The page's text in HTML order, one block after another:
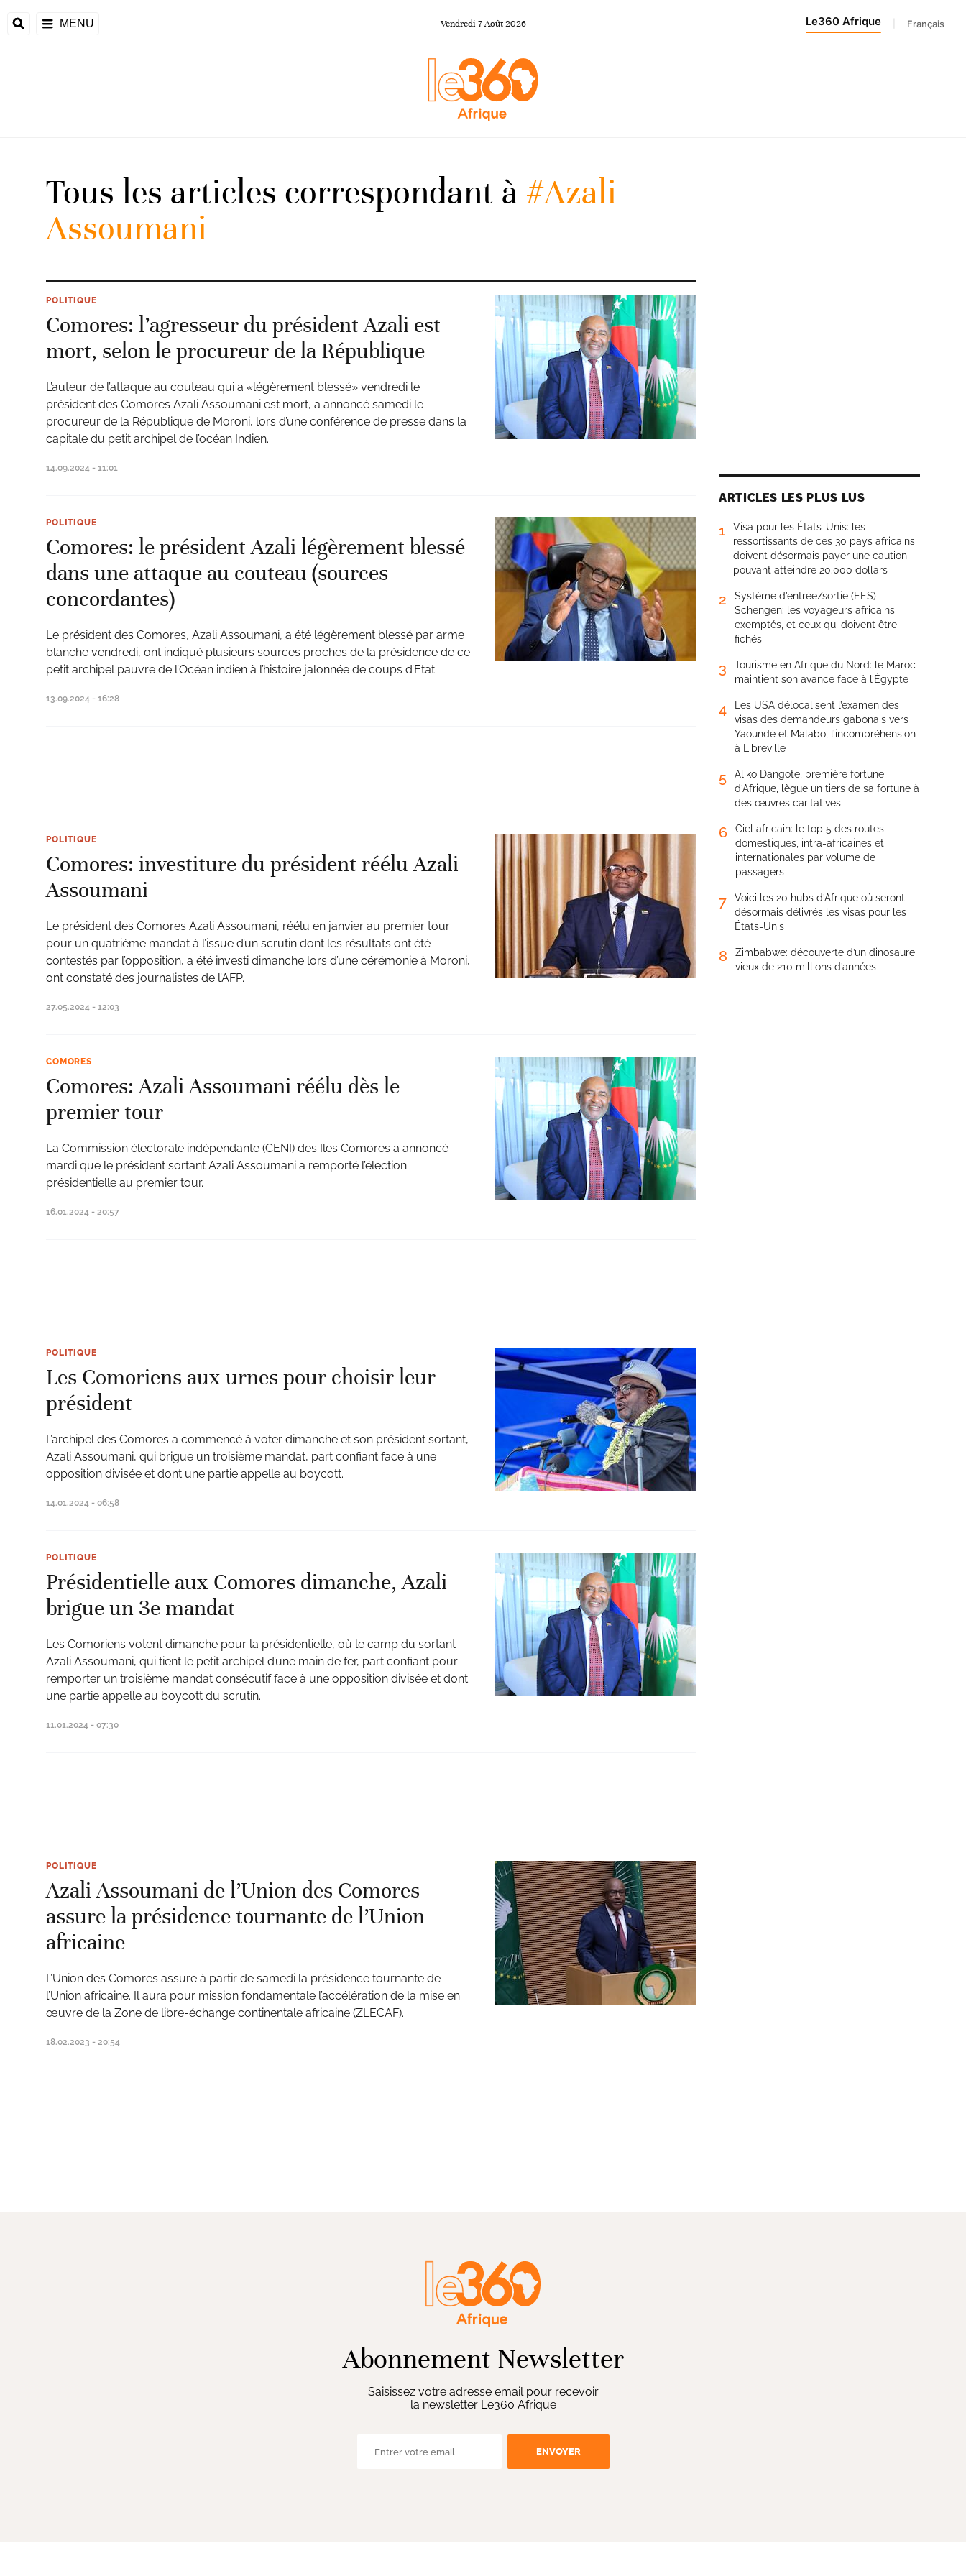
MENU Vendredi 7Août 2026 Le360 Afrique Français
Tous les articles correspondant à #Azali
Assoumani
POLITIQUE
Comores: l’agresseur du président Azali est
mort, selon le procureur de la République
L’auteur de l’attaque au couteau qui a «légèrement blessé» vendredi le
président des Comores Azali Assoumani est mort, a annoncé samedi le
procureur de la République de Moroni, lors d’une conférence de presse dans la
capitale du petit archipel de l’océan Indien.
14.09.2024 - 11:01
POLITIQUE
Comores: le président Azali légèrement blessé
dans une attaque au couteau (sources
concordantes)
Le président des Comores, Azali Assoumani, a été légèrement blessé par arme
blanche vendredi, ont indiqué plusieurs sources proches de la présidence de ce
petit archipel pauvre de l’Océan indien à l’histoire jalonnée de coups d’Etat.
13.09.2024 - 16:28
POLITIQUE
Comores: investiture du président réélu Azali
Assoumani
Le président des Comores Azali Assoumani, réélu en janvier au premier tour
pour un quatrième mandat à l’issue d’un scrutin dont les résultats ont été
contestés par l’opposition, a été investi dimanche lors d’une cérémonie à Moroni,
ont constaté des journalistes de l’AFP.
27.05.2024 - 12:03
COMORES
Comores: Azali Assoumani réélu dès le
premier tour
La Commission électorale indépendante (CENI) des Iles Comores a annoncé
mardi que le président sortant Azali Assoumani a remporté l’élection
présidentielle au premier tour.
16.01.2024 - 20:57
POLITIQUE
Les Comoriens aux urnes pour choisir leur
président
L’archipel des Comores a commencé à voter dimanche et son président sortant,
Azali Assoumani, qui brigue un troisième mandat, part confiant face à une
opposition divisée et dont une partie appelle au boycott.
14.01.2024 - 06:58
POLITIQUE
Présidentielle aux Comores dimanche, Azali
brigue un 3e mandat
Les Comoriens votent dimanche pour la présidentielle, où le camp du sortant
Azali Assoumani, qui tient le petit archipel d’une main de fer, part confiant pour
remporter un troisième mandat consécutif face à une opposition divisée et dont
une partie appelle au boycott du scrutin.
11.01.2024 - 07:30
POLITIQUE
Azali Assoumani de l’Union des Comores
assure la présidence tournante de l’Union
africaine
L’Union des Comores assure à partir de samedi la présidence tournante de
l’Union africaine. Il aura pour mission fondamentale l’accélération de la mise en
œuvre de la Zone de libre-échange continentale africaine (ZLECAF).
18.02.2023 - 20:54
ARTICLES LES PLUS LUS
1
Visa pour les États-Unis: les
ressortissants de ces 30 pays africains
doivent désormais payer une caution
pouvant atteindre 20.000 dollars
2
Système d’entrée/sortie (EES)
Schengen: les voyageurs africains
exemptés, et ceux qui doivent être
fichés
3
Tourisme en Afrique du Nord: le Maroc
maintient son avance face à l’Égypte
4
Les USA délocalisent l’examen des
visas des demandeurs gabonais vers
Yaoundé et Malabo, l’incompréhension
à Libreville
5
Aliko Dangote, première fortune
d’Afrique, lègue un tiers de sa fortune à
des œuvres caritatives
6
Ciel africain: le top 5 des routes
domestiques, intra-africaines et
internationales par volume de
passagers
7
Voici les 20 hubs d’Afrique où seront
désormais délivrés les visas pour les
États-Unis
8
Zimbabwe: découverte d’un dinosaure
vieux de 210 millions d’années
Abonnement Newsletter
Saisissez votre adresse email pour recevoir
la newsletter Le360 Afrique
ENVOYER